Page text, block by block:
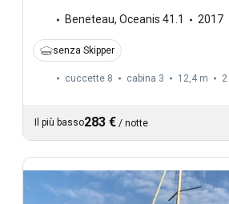
Beneteau, Oceanis 41.1 2017
senza Skipper
cuccette 8 cabina 3 12,4 m 2
Il più basso283 € / notte